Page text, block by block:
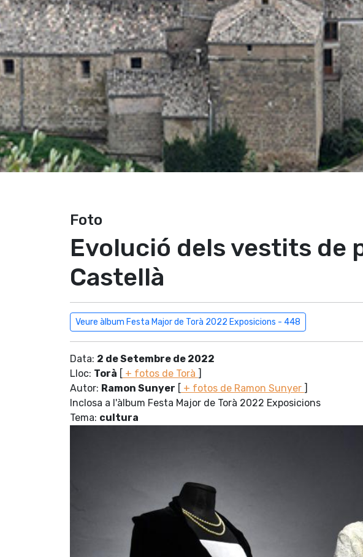
Foto
Evolució dels vestits de
Castellà
Veure àlbum Festa Major de Torà 2022 Exposicions - 448
Data: 2 de Setembre de 2022
Lloc: Torà [ + fotos de Torà ]
Autor: Ramon Sunyer [ + fotos de Ramon Sunyer ]
Inclosa a l'àlbum Festa Major de Torà 2022 Exposicions
Tema: cultura